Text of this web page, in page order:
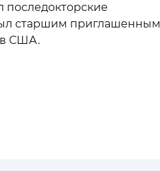
старшим приглашенным
в США.